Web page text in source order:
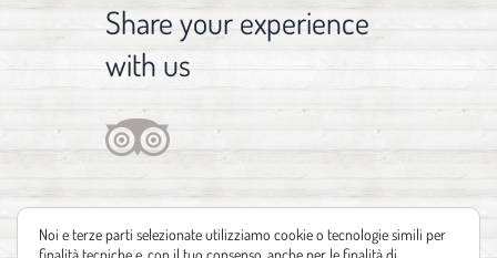
Share your experience
with us
Noi e terze parti selezionate utilizziamo cookie o tecnologie simili per
finalità tecniche e, con il tuo consenso, anche per le finalità di